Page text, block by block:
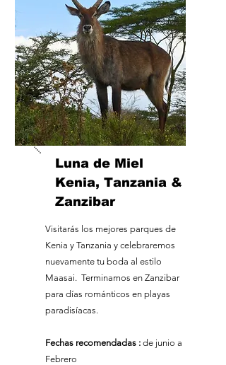
Luna de Miel
Kenia, Tanzania &
Zanzibar
Visitarás los mejores parques de
Kenia y Tanzania y celebraremos
nuevamente tu boda al estilo
Maasai. Terminamos en Zanzibar
para días románticos en playas
paradisíacas.
Fechas recomendadas : ​de junio a
Febrero